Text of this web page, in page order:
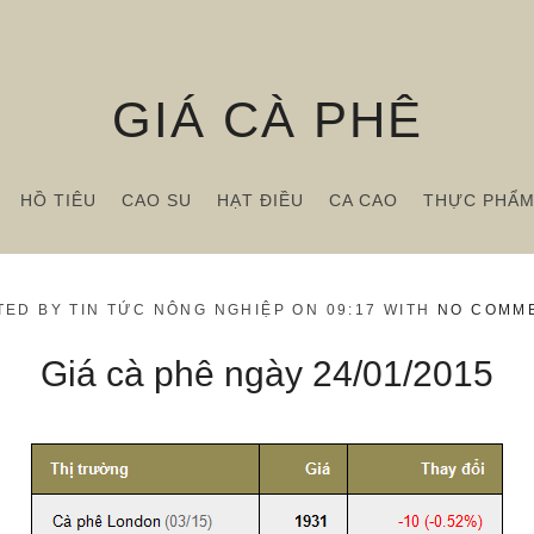
GIÁ CÀ PHÊ
HỒ TIÊU CAO SU HẠT ĐIỀU CA CAO THỰC PHẨM
BY TIN TỨC NÔNG NGHIỆP ON 09:17 WITH NO
Giá cà phê ngày 24/01/2015